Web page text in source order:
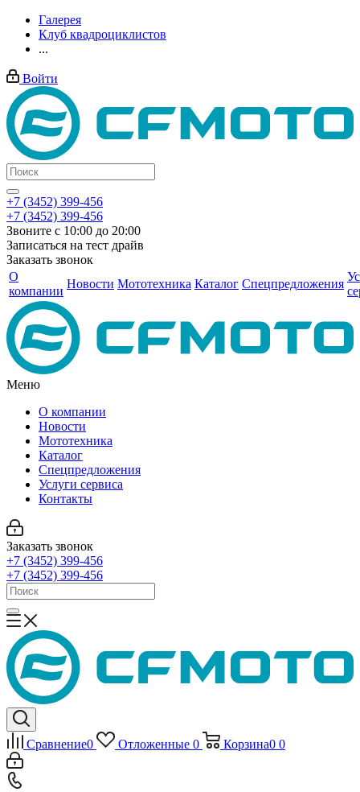
Галерея
Клуб квадроциклистов
...
Войти
+7 (3452) 399-456
+7 (3452) 399-456
Звоните с 10:00 до 20:00
Записаться на тест драйв
Заказать звонок
О
компании
Новости Мототехника Каталог Спецпредложения
Меню
О компании
Новости
Мототехника
Каталог
Спецпредложения
Услуги сервиса
Контакты
Заказать звонок
+7 (3452) 399-456
+7 (3452) 399-456
Сравнение0 Отложенные 0 Корзина0 0